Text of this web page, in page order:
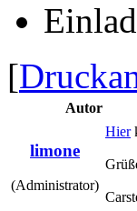
[
Autor
limone
(Administrator)
Hier